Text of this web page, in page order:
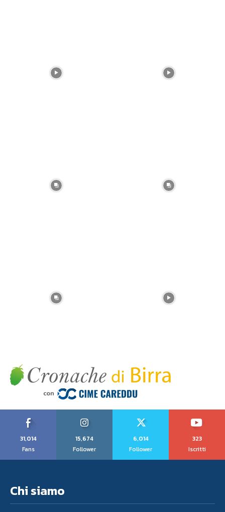
31,014
Fans
15,674
Follower
6,014
Follower
323
Iscritti
Chi siamo